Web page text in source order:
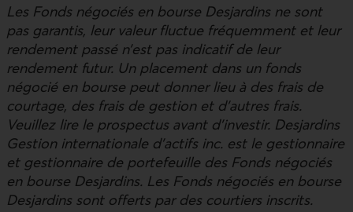
Les Fonds négociés en bourse Desjardins ne sont
pas garantis, leur valeur fluctue fréquemment et leur
rendement passé n’est pas indicatif de leur
rendement futur. Un placement dans un fonds
négocié en bourse peut donner lieu à des frais de
courtage, des frais de gestion et d’autres frais.
Veuillez lire le prospectus avant d’investir. Desjardins
Gestion internationale d’actifs inc. est le gestionnaire
et gestionnaire de portefeuille des Fonds négociés
en bourse Desjardins. Les Fonds négociés en bourse
Desjardins sont offerts par des courtiers inscrits.